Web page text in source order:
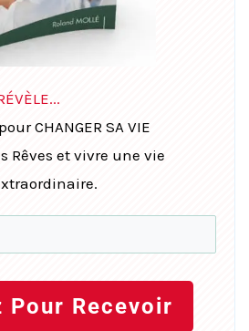
CHANGER SA VIE
Rêves et vivre une vie
Pour Recevoir